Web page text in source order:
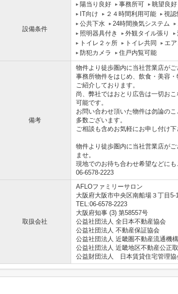
設備条件
陽当り良好 事務所可 眺望良好
IT向け
２４時間利用可能 視認
公共下水
24時間換気システム
照明器具付き
外観タイル張り
トイレ２ヶ所
トイレ共同 エ
防犯カメラ
住戸内覧可能
備考
物件より徒歩圏内に当社営業店がご
事務所物件をはじめ、飲食・美容
ご紹介しております。
尚、弊社ではおとり広告は一切お
可能です。
お問い合わせ頂いた物件は勿論の
多数ございます。
ご相談も含めお気軽にお申し付け下
物件より徒歩圏内に当社営業店が
ませ。
現地でのお待ち合わせ希望などに
06-6578-2223
取扱会社
AFLOファミリーサロン
大阪府大阪市中央区南船場３丁目
TEL:06-6578-2223
大阪府知事 (3) 第58557号
公益社団法人 全日本不動産協会
公益社団法人 不動産保証協会
公益社団法人 近畿圏不動産流通機構
公益社団法人 近畿地区不動産公正
公益財団法人 日本賃貸住宅管理協